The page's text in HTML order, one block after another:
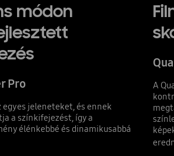
módon
Pro
egyes jeleneteket, és ennek
a színkifejezést, így a
élénkebbé és dinamikusabbá
A